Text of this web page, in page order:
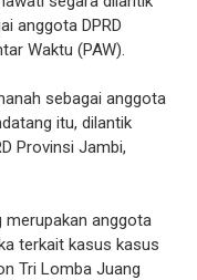
anggota DPRD
Waktu (PAW).
sebagai anggota
itu, dilantik
Provinsi Jambi,
merupakan anggota
terkait kasus kasus
Tri Lomba Juang